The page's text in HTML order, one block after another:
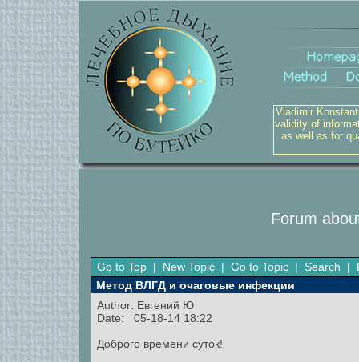
Vladimir
validity of
as well as for
Forum
Go to Top | New Topic | Go to Topic | Search |
Метод ВЛГД и очаговые инфекции
Author: Евгений Ю
Date: 05-18-14 18:22
Доброго времени суток!